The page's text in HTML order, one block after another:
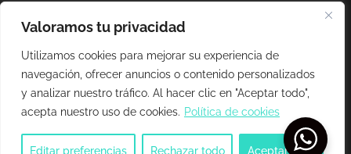
Valoramos tu privacidad
Utilizamos cookies para mejorar su experiencia de
navegación, ofrecer anuncios o contenido personalizados
y analizar nuestro tráfico. Al hacer clic en "Aceptar todo",
acepta nuestro uso de cookies. Política de cookies
Editar preferencias Rechazar todo Aceptar todo